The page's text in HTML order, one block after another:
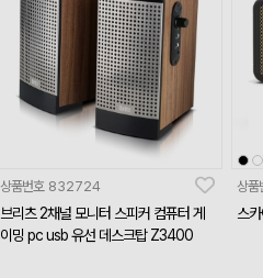
상품번호 832724
브리츠 2채널 모니터 스피커 컴퓨터 게
이밍 pc usb 유선 데스크탑 Z3400
상품
스